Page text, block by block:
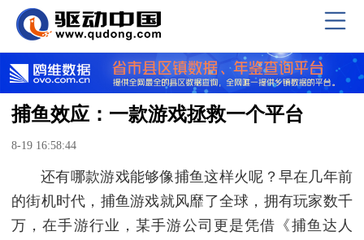
捕鱼效应：一款游戏拯救一个平台
8-19 16:58:44
还有哪款游戏能够像捕鱼这样火呢？早在几年前
的街机时代，捕鱼游戏就风靡了全球，拥有玩家数千
万，在手游行业，某手游公司更是凭借《捕鱼达人